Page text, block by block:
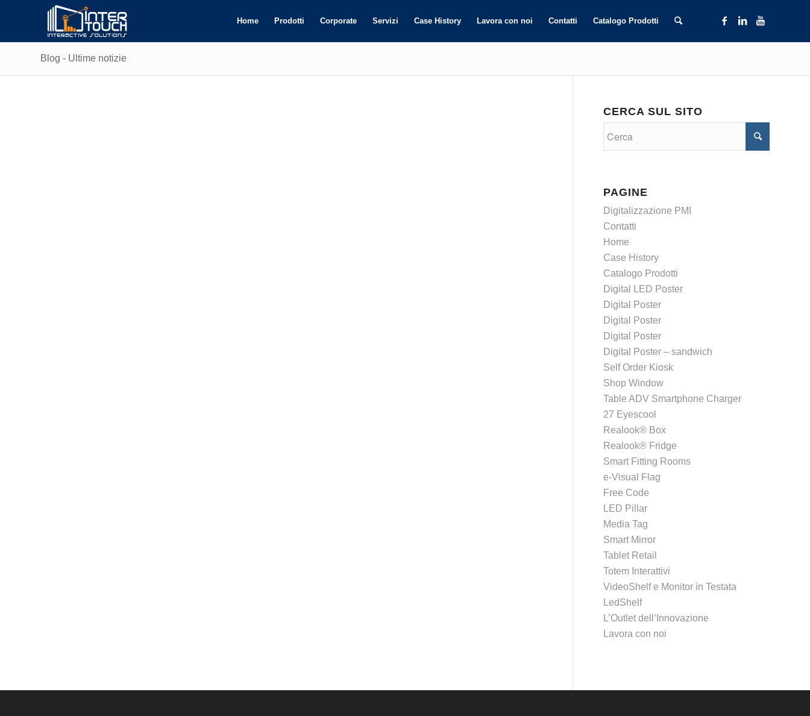
Home Prodotti Corporate Servizi Case History Lavora con noi Contatti Catalogo Prodotti
Blog - Ultime notizie
CERCA SUL SITO
PAGINE
Digitalizzazione PMI
Contatti
Home
Case History
Catalogo Prodotti
Digital LED Poster
Digital Poster
Digital Poster
Digital Poster
Digital Poster – sandwich
Self Order Kiosk
Shop Window
Table ADV Smartphone Charger
27 Eyescool
Realook® Box
Realook® Fridge
Smart Fitting Rooms
e-Visual Flag
Free Code
LED Pillar
Media Tag
Smart Mirror
Tablet Retail
Totem Interattivi
VideoShelf e Monitor in Testata
LedShelf
L’Outlet dell’Innovazione
Lavora con noi